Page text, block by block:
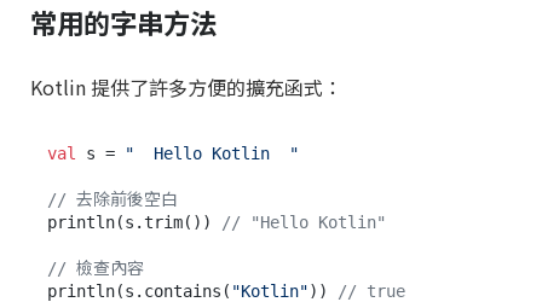
常用的字串方法
Kotlin 提供了許多方便的擴充函式：
val s = "  Hello Kotlin  "
// 去除前後空白
println(s.trim())
// "Hello Kotlin"
// 檢查內容
println(s.contains( "Kotlin"))
// true